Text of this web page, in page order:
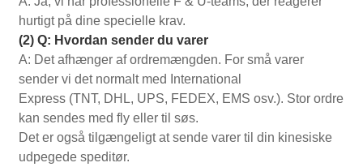
hurtigt på dine specielle krav.
(2) Q: Hvordan sender du varer
A: Det afhænger af ordremængden. For små varer
sender vi det normalt med International
Express (TNT, DHL, UPS, FEDEX, EMS osv.). Stor ordre
kan sendes med fly eller til søs.
Det er også tilgængeligt at sende varer til din kinesiske
udpegede speditør.